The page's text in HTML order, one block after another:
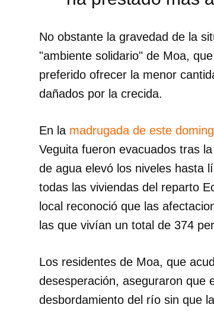
Guardar como
Para poder guardar
cuenta de 14ymedio.
No obstante la gravedad de la
"ambiente solidario" de Moa,
preferido ofrecer la menor
dañados por la crecida.
En la madrugada de este
Veguita fueron evacuados tras
de agua elevó los niveles hasta
todas las viviendas del reparto
local reconoció que las
las que vivían un total de 374
Los residentes de Moa, que
desesperación, aseguraron que
desbordamiento del río sin que